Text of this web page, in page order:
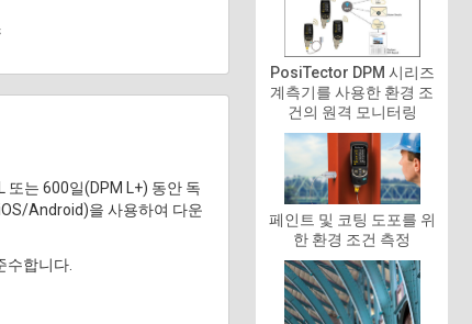
PosiTector DPM 시리즈
계측기를 사용한 환경 조
건의 원격 모니터링
페인트 및 코팅 도포를 위
한 환경 조건 측정
또는 600일(DPM L+) 동안 독
Android)을 사용하여 다운
수합니다.